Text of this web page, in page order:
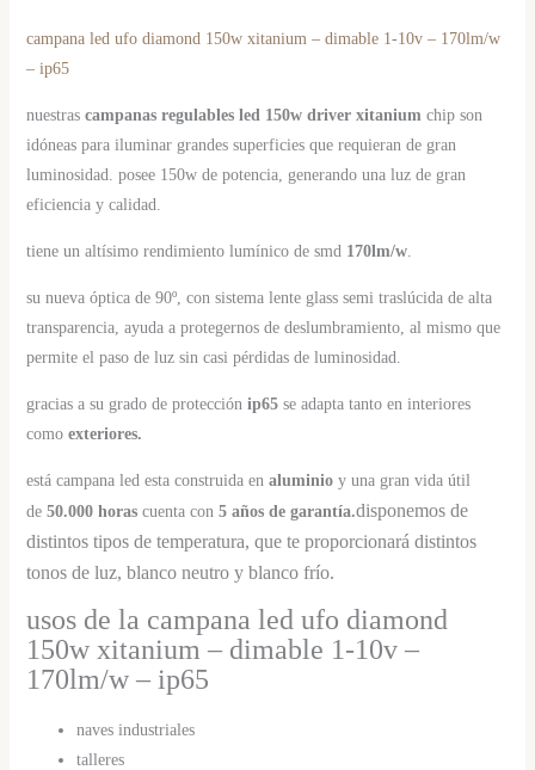
campana led ufo diamond 150w xitanium – dimable 1-10v – 170lm/w
– ip65
nuestras campanas regulables led 150w driver xitanium chip son
idóneas para iluminar grandes superficies que requieran de gran
luminosidad. posee 150w de potencia, generando una luz de gran
eficiencia y calidad.
tiene un altísimo rendimiento lumínico de smd 170lm/w.
su nueva óptica de 90º, con sistema lente glass semi traslúcida de alta
transparencia, ayuda a protegernos de deslumbramiento, al mismo que
permite el paso de luz sin casi pérdidas de luminosidad.
gracias a su grado de protección ip65se adapta tanto en interiores
como exteriores.
está campana led esta construida en aluminioy una gran vida útil
de 50.000 horas cuenta con 5 años de garantía.disponemos de
distintos tipos de temperatura, que te proporcionará distintos
tonos de luz, blanco neutro y blanco frío.
usos de la campana led ufo diamond
150w xitanium – dimable 1-10v –
170lm/w – ip65
naves industriales
talleres